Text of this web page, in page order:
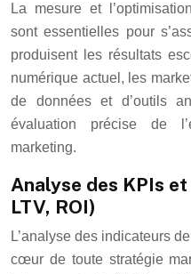
La mesure et
sont essentielles pour
produisent les résultats
numérique actuel, les
de données et d’outils
évaluation précise de
marketing.
Analyse des KPIs
LTV, ROI)
L’analyse des indicateurs
cœur de toute stratégie